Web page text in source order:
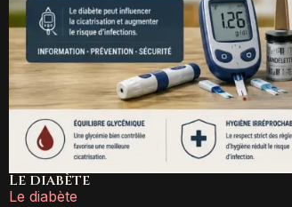
Le diabète
Le diabète